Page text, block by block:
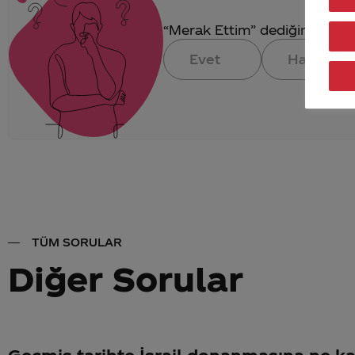
“Merak Ettim” dediğin
Evet
Hayır
TÜM SORULAR
Diğer Sorular